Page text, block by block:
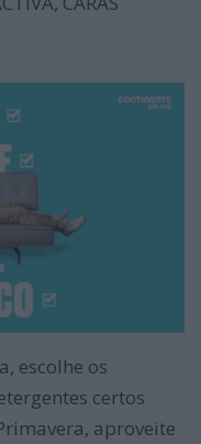
escolhe os
certos
aproveite